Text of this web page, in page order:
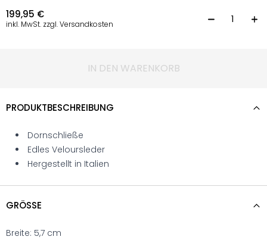
199,95 €
inkl. MwSt. zzgl. Versandkosten
IN DEN WARENKORB
PRODUKTBESCHREIBUNG
Dornschließe
Edles Veloursleder
Hergestellt in Italien
GRÖSSE
Breite: 5,7 cm